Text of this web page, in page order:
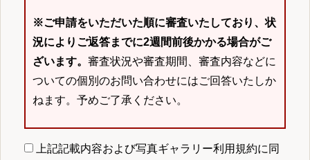
※ご申請をいただいた順に審査いたしており、状
況によりご返答までに2週間前後かかる場合がご
ざいます。 審査状況や審査期間、審査内容などに
ついての個別のお問い合わせにはご回答いたしか
ねます。予めご了承ください。
上記記載内容および写真ギャラリー利用規約に同